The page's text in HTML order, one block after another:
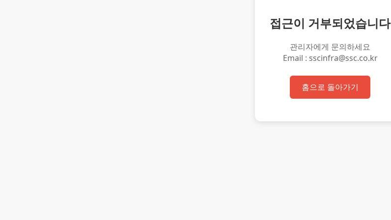
접근이 거부되었습니다
관리자에게 문의하세요
Email : sscinfra@ssc.co.kr
홈으로 돌아가기